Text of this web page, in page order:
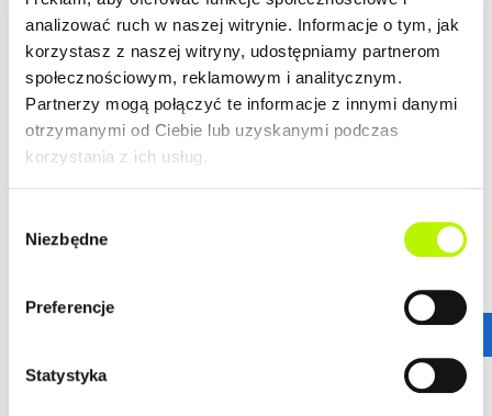
analizować ruch w naszej witrynie. Informacje o tym, jak
korzystasz z naszej witryny, udostępniamy partnerom
społecznościowym, reklamowym i analitycznym.
Partnerzy mogą połączyć te informacje z innymi danymi
otrzymanymi od Ciebie lub uzyskanymi podczas
korzystania z ich usług.
zgody
Niezbędne
Preferencje
Statystyka
LOKALIZACJA
Bella Dolina to nasze drugie, realizowane kompleksowo,
a zarazem całkowicie od podstaw osiedle w Rzeszowie.
Wyznacza ono nowe standardy w kreowaniu przestrzeni
gwarantuje wprost niesamowitą dostępność
ZALETY LOKALIZACJI
nowoczesne osiedle